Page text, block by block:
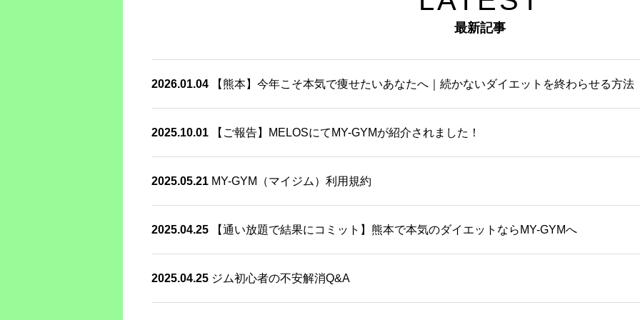
最新記事
2026.01.04【熊本】今年こそ本気で痩せたいあなたへ｜続かないダイエットを終わらせる方法
2025.10.01【ご報告】MELOSにてMY-GYMが紹介されました！
2025.05.21MY-GYM（マイジム）利用規約
2025.04.25【通い放題で結果にコミット】熊本で本気のダイエットならMY-GYMへ
2025.04.25ジム初心者の不安解消Q&A